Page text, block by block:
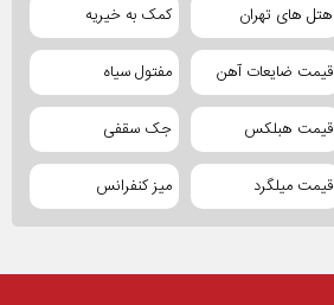
هتل های تهران کمک به خیریه
قیمت ضایعات آهن مفتول سیاه
قیمت هبلکس جک سقفی
قیمت میلگرد میز کنفرانس